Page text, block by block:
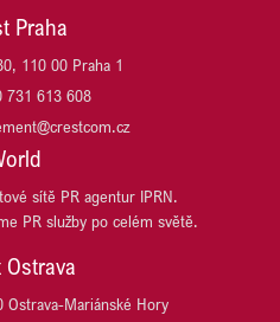
Praha
110 00 Praha 1
731 613 608
sítě PR agentur IPRN.
PR služby po celém světě.
Ostrava
Mariánské Hory